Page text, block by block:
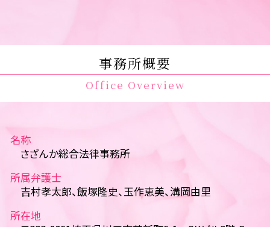
事務所概要
Office Overview
名称
さざんか総合法律事務所
所属弁護士
吉村孝太郎、飯塚隆史、玉作恵美、溝岡由里
所在地